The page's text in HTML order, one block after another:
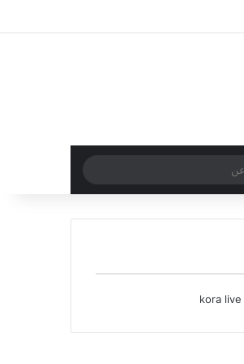
عن
kora live